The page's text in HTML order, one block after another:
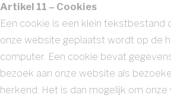
Artikel 11 – Cookies
Een cookie is een klein tekstbestand
onze website geplaatst wordt op de
computer. Een cookie bevat
bezoek aan onze website als
herkend. Het is dan mogelijk om